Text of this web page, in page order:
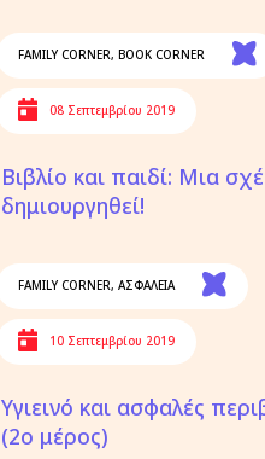
FAMILY CORNER, BOOK CORNER
08 Σεπτεμβρίου 2019
Βιβλίο και παιδί: Μια
δημιουργηθεί!
FAMILY CORNER, ΑΣΦΑΛΕΙΑ
10 Σεπτεμβρίου 2019
Υγιεινό και ασφαλές
(2ο μέρος)